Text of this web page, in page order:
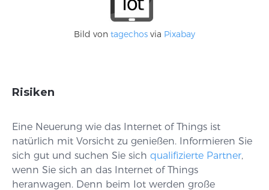
Bild von tagechos via Pixabay
Risiken
Eine Neuerung wie das Internet of Things ist
natürlich mit Vorsicht zu genießen. Informieren Sie
sich gut und suchen Sie sich qualifizierte Partner,
wenn Sie sich an das Internet of Things
heranwagen. Denn beim Iot werden große